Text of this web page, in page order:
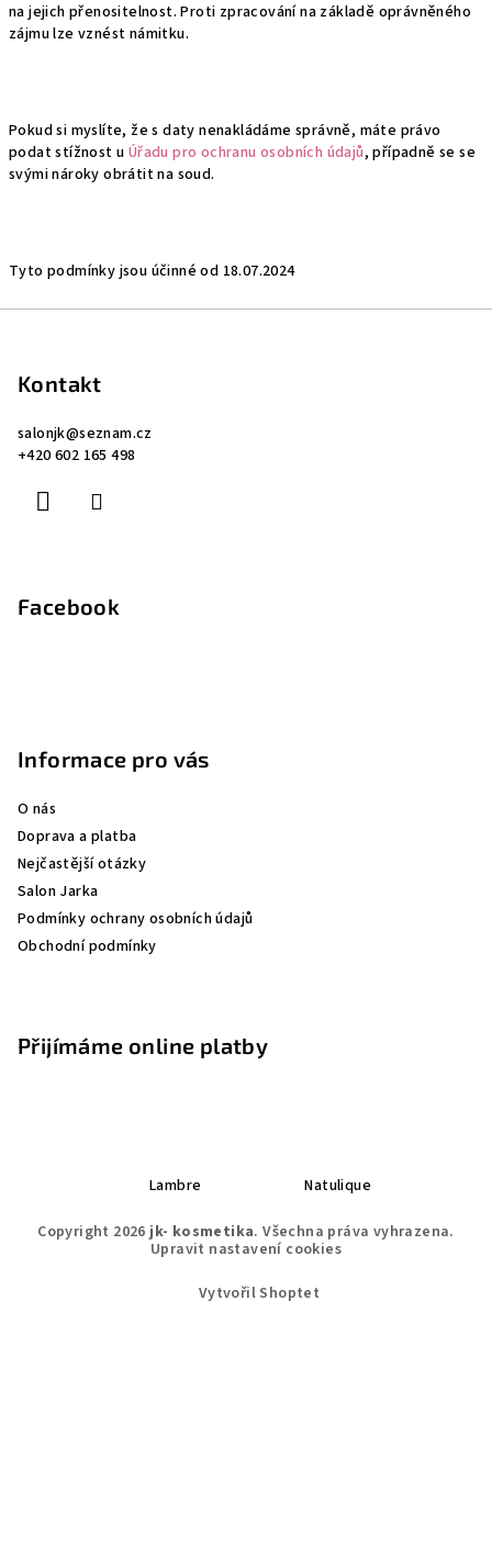
na jejich přenositelnost. Proti zpracování na základě oprávněného
zájmu lze vznést námitku.
Pokud si myslíte, že s daty nenakládáme správně, máte právo
podat stížnost u Úřadu pro ochranu osobních údajů, případně se se
svými nároky obrátit na soud.
Tyto podmínky jsou účinné od 18.07.2024
Kontakt
salonjk@seznam.cz
+420 602 165 498
Facebook
Informace pro vás
O nás
Doprava a platba
Nejčastější otázky
Salon Jarka
Podmínky ochrany osobních údajů
Obchodní podmínky
Přijímáme online platby
Lambre Natulique
Copyright 2026jk- kosmetika. Všechna práva vyhrazena.
Upravit nastavení cookies
Vytvořil Shoptet